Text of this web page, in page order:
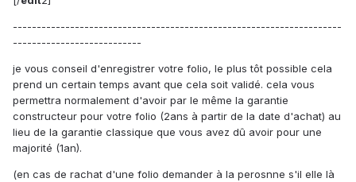
---------------------------------------------------------------------
---------------------------
je vous conseil d'enregistrer votre folio, le plus tôt possible cela
prend un certain temps avant que cela soit validé. cela vous
permettra normalement d'avoir par le même la garantie
constructeur pour votre folio (2ans à partir de la date d'achat) au
lieu de la garantie classique que vous avez dû avoir pour une
majorité (1an).
(en cas de rachat d'une folio demander à la perosnne s'il elle là